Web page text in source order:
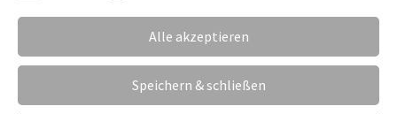
7 8 9 10 11
Alle akzeptieren
Speichern & schließen